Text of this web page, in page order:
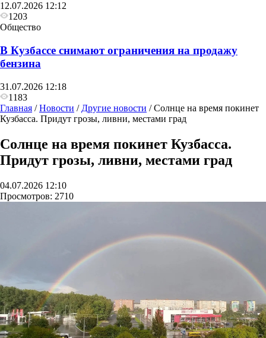
12.07.2026 12:12
1203
Общество
В Кузбассе снимают ограничения на продажу
бензина
31.07.2026 12:18
1183
Главная /Новости / Другие новости /Солнце на время покинет
Кузбасса. Придут грозы, ливни, местами град
Солнце на время покинет Кузбасса.
Придут грозы, ливни, местами град
04.07.2026 12:10
Просмотров: 2710